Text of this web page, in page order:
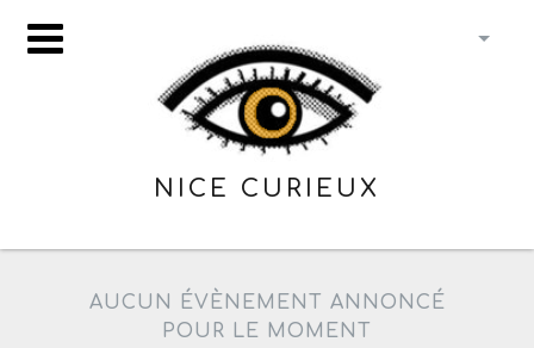
NICE CURIEUX
AUCUN ÉVÈNEMENT ANNONCÉ
POUR LE MOMENT